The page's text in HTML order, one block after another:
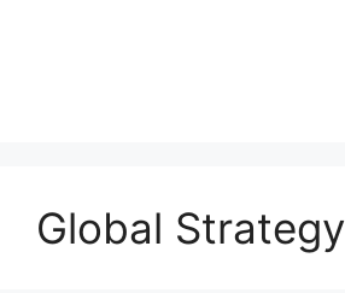
Global Strategy